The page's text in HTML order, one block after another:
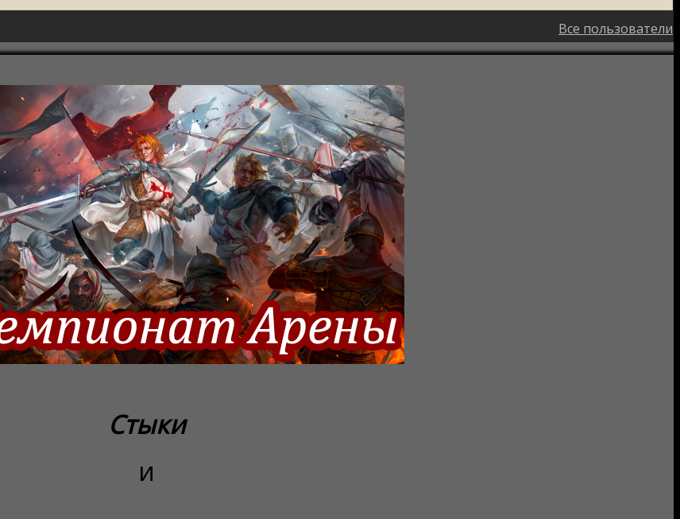
Все пользователи
Стыки
и